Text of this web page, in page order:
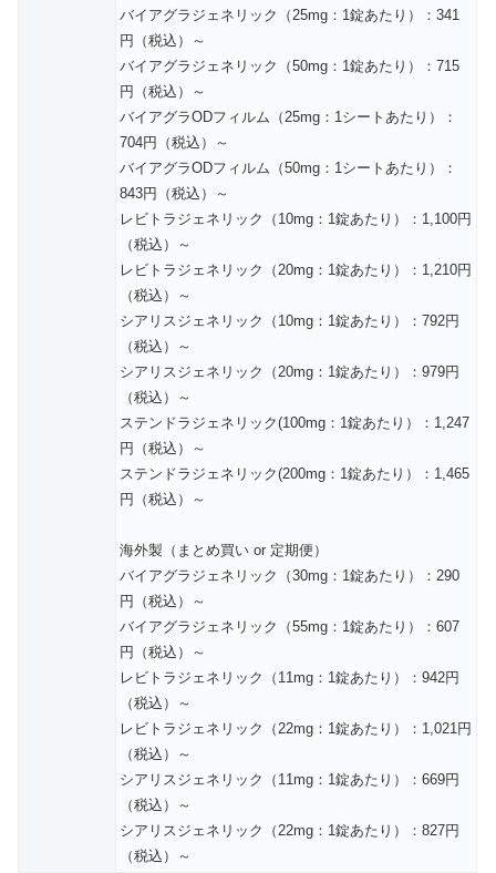
バイアグラジェネリック（25mg：1錠あたり）：341
円（税込）～
バイアグラジェネリック（50mg：1錠あたり）：715
円（税込）～
バイアグラODフィルム（25mg：1シートあたり）：
704円（税込）～
バイアグラODフィルム（50mg：1シートあたり）：
843円（税込）～
レビトラジェネリック（10mg：1錠あたり）：1,100円
（税込）～
レビトラジェネリック（20mg：1錠あたり）：1,210円
（税込）～
シアリスジェネリック（10mg：1錠あたり）：792円
（税込）～
シアリスジェネリック（20mg：1錠あたり）：979円
（税込）～
ステンドラジェネリック(100mg：1錠あたり）：1,247
円（税込）～
ステンドラジェネリック(200mg：1錠あたり）：1,465
円（税込）～
海外製（まとめ買い or 定期便）
バイアグラジェネリック（30mg：1錠あたり）：290
円（税込）～
バイアグラジェネリック（55mg：1錠あたり）：607
円（税込）～
レビトラジェネリック（11mg：1錠あたり）：942円
（税込）～
レビトラジェネリック（22mg：1錠あたり）：1,021円
（税込）～
シアリスジェネリック（11mg：1錠あたり）：669円
（税込）～
シアリスジェネリック（22mg：1錠あたり）：827円
（税込）～